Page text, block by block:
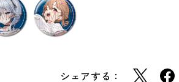
シェアする：